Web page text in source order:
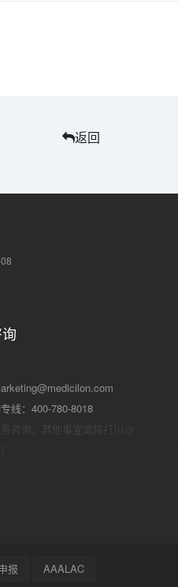
返回
线：400-780-8018
报 AAALAC